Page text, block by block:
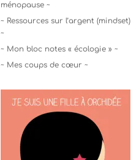
ménopause ~
~ Ressources sur l’argent (mindset)
~
~ Mon bloc notes « écologie » ~
~ Mes coups de cœur ~